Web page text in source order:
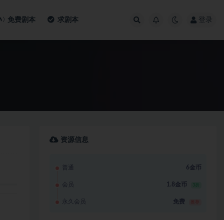
免费剧本 求剧本 登录
资源信息
普通 6金币
会员 1.8金币 3折
永久会员 免费